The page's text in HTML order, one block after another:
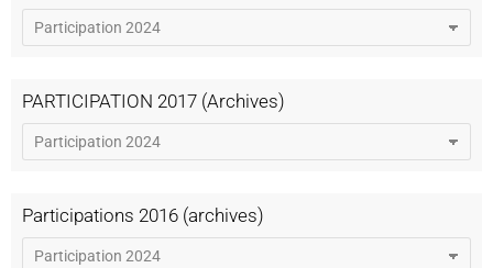
PARTICIPATION 2017 (Archives)
Participations 2016 (archives)